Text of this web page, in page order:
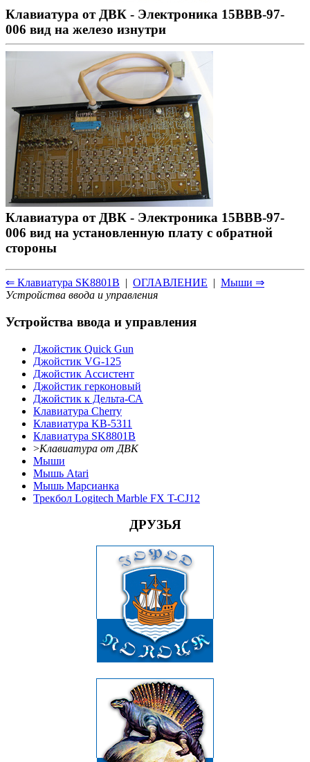
Клавиатура от ДВК - Электроника 15ВВВ-97-
006 вид на железо изнутри
Клавиатура от ДВК - Электроника 15ВВВ-97-
006 вид на установленную плату с обратной
стороны
⇐ Клавиатура SK8801B | ОГЛАВЛЕНИЕ | Мыши ⇒
Устройства ввода и управления
Устройства ввода и управления
Джойстик Quick Gun
Джойстик VG-125
Джойстик Ассистент
Джойстик герконовый
Джойстик к Дельта-СА
Клавиатура Cherry
Клавиатура KB-5311
Клавиатура SK8801B
>Клавиатура от ДВК
Мыши
Мышь Atari
Мышь Марсианка
Трекбол Logitech Marble FX T-CJ12
ДРУЗЬЯ